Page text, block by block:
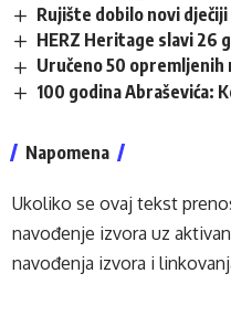
Rujište dobilo novi
HERZ Heritage slavi 26
Uručeno 50 opremljenih
100 godina Abraševića:
Napomena
Ukoliko se ovaj tekst
navođenje izvora uz
navođenja izvora i